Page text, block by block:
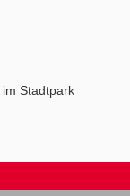
im Stadtpark